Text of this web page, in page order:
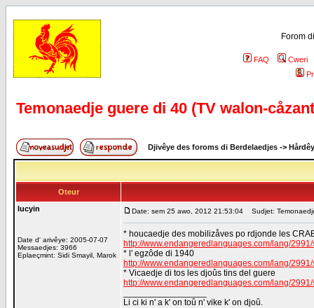
Forom
FAQ
Cweri
Temonaedje guere di 40 (TV walon-
Djivêye des foroms di Berdelaedjes ->
Oteur
lucyin
Date d' arivêye: 2005-07-07
Messaedjes: 3966
Eplaeçmint: Sidi Smayil, Marok
Date: sem 25 awo, 2012 21:53:04 Sudjet:
* houcaedje des mobilizåves po rdjonde les
http://www.endangeredlanguages.com/lang/
* l' egzôde di 1940
http://www.endangeredlanguages.com/lang/
* Vicaedje di tos les djoûs tins del guere
http://www.endangeredlanguages.com/lang/
Li ci ki n' a k' on toû n' vike k' on djoû.